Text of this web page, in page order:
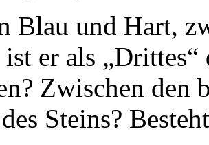
Blau und Hart,
er als
Zwischen den
Steins?